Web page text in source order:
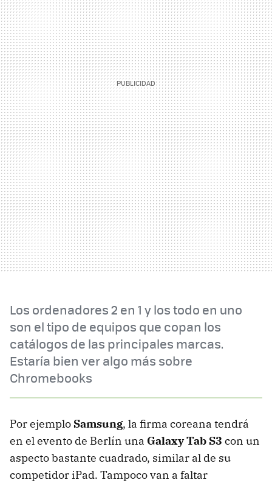
Los ordenadores 2 en 1 y los todo en uno
son el tipo de equipos que copan los
catálogos de las principales marcas.
Estaría bien ver algo más sobre
Chromebooks
Por ejemplo Samsung, la firma coreana tendrá
en el evento de Berlín una Galaxy Tab S3 con un
aspecto bastante cuadrado, similar al de su
competidor iPad. Tampoco van a faltar